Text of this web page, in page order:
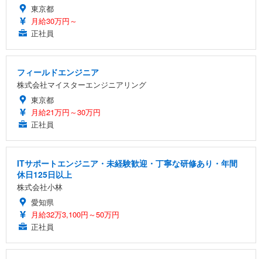
東京都
月給30万円～
正社員
フィールドエンジニア
株式会社マイスターエンジニアリング
東京都
月給21万円～30万円
正社員
ITサポートエンジニア・未経験歓迎・丁寧な研修あり・年間
休日125日以上
株式会社小林
愛知県
月給32万3,100円～50万円
正社員